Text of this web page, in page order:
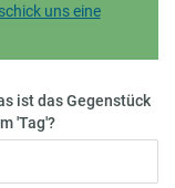
schick uns eine
ist das Gegenstück
'Tag'?